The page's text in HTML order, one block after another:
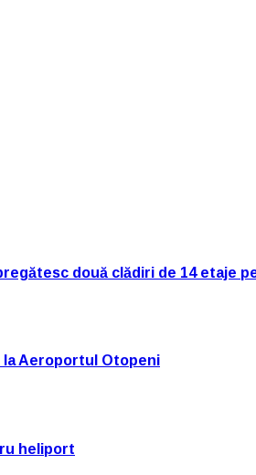
două clădiri de 14 etaje
Aeroportul Otopeni
heliport